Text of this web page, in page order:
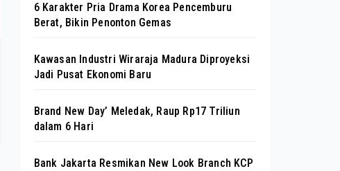
6 Karakter Pria Drama Korea Pencemburu
Berat, Bikin Penonton Gemas
Kawasan Industri Wiraraja Madura Diproyeksi
Jadi Pusat Ekonomi Baru
Brand New Day’ Meledak, Raup Rp17 Triliun
dalam 6 Hari
Bank Jakarta Resmikan New Look Branch KCP